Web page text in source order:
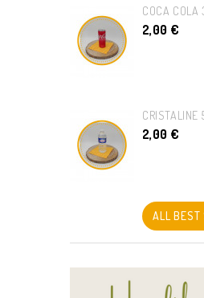
COCA COLA
2,00 €
CRISTALINE
2,00 €
ALL BEST